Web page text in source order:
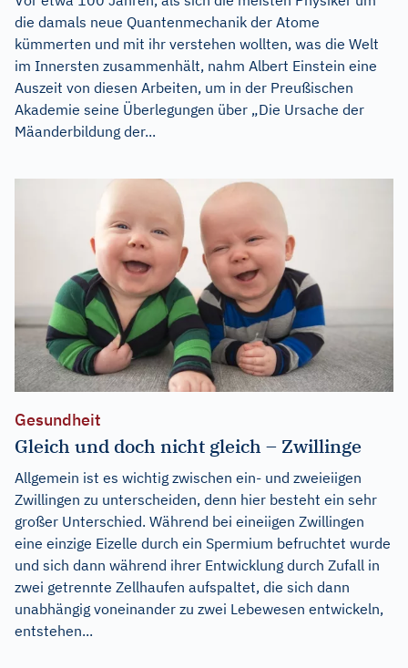
die damals neue Quantenmechanik der Atome
kümmerten und mit ihr verstehen wollten, was die Welt
im Innersten zusammenhält, nahm Albert Einstein eine
Auszeit von diesen Arbeiten, um in der Preußischen
Akademie seine Überlegungen über „Die Ursache der
Mäanderbildung der...
Gesundheit
Gleich und doch nicht gleich – Zwillinge
Allgemein ist es wichtig zwischen ein- und zweieiigen
Zwillingen zu unterscheiden, denn hier besteht ein sehr
großer Unterschied. Während bei eineiigen Zwillingen
eine einzige Eizelle durch ein Spermium befruchtet wurde
und sich dann während ihrer Entwicklung durch Zufall in
zwei getrennte Zellhaufen aufspaltet, die sich dann
unabhängig voneinander zu zwei Lebewesen entwickeln,
entstehen...